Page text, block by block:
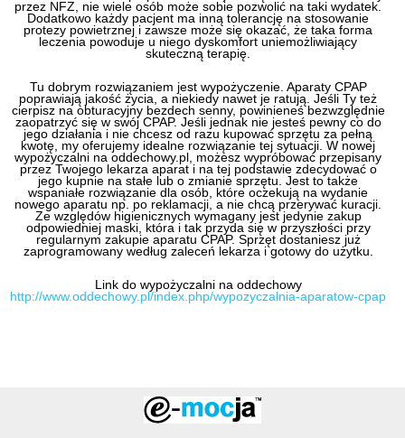
przez NFZ, nie wiele osób może sobie pozwolić na taki wydatek.
Dodatkowo każdy pacjent ma inną tolerancję na stosowanie
protezy powietrznej i zawsze może się okazać, że taka forma
leczenia powoduje u niego dyskomfort uniemożliwiający
skuteczną terapię.
Tu dobrym rozwiązaniem jest wypożyczenie. Aparaty CPAP
poprawiają jakość życia, a niekiedy nawet je ratują. Jeśli Ty też
cierpisz na obturacyjny bezdech senny, powinieneś bezwzględnie
zaopatrzyć się w swój CPAP. Jeśli jednak nie jesteś pewny co do
jego działania i nie chcesz od razu kupować sprzętu za pełną
kwotę, my oferujemy idealne rozwiązanie tej sytuacji. W nowej
wypożyczalni na oddechowy.pl, możesz wypróbować przepisany
przez Twojego lekarza aparat i na tej podstawie zdecydować o
jego kupnie na stałe lub o zmianie sprzętu. Jest to także
wspaniałe rozwiązanie dla osób, które oczekują na wydanie
nowego aparatu np. po reklamacji, a nie chcą przerywać kuracji.
Ze względów higienicznych wymagany jest jedynie zakup
odpowiedniej maski, która i tak przyda się w przyszłości przy
regularnym zakupie aparatu CPAP. Sprzęt dostaniesz już
zaprogramowany według zaleceń lekarza i gotowy do użytku.
Link do wypożyczalni na oddechowy
http://www.oddechowy.pl/index.php/wypozyczalnia-aparatow-cpap